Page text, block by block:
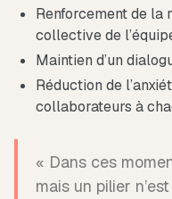
Renforcement de la
collective de
Maintien d’un
Réduction de
collaborateurs à
« Dans ces
mais un pilier